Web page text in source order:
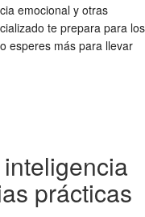
emocional y otras
te prepara para los
esperes más para llevar
prácticas